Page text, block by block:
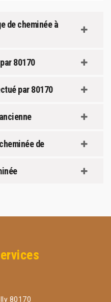
de cheminée à
80170
par 80170
de
80170